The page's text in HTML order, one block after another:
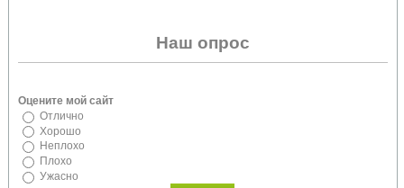
Наш опрос
Оцените мой сайт
Отлично
Хорошо
Неплохо
Плохо
Ужасно